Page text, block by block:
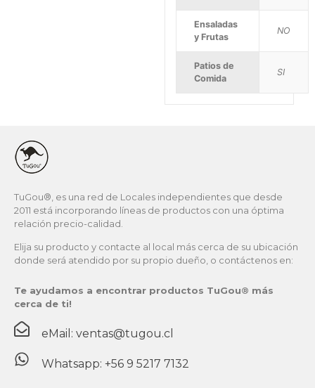
Ensaladas
y Frutas
NO
Patios de
Comida
SI
TuGou®, es una red de Locales independientes que desde
2011 está incorporando líneas de productos con una óptima
relación precio-calidad.
Elija su producto y contacte al local más cerca de su ubicación
donde será atendido por su propio dueño, o contáctenos en:
Te ayudamos a encontrar productos TuGou® más
cerca de ti!
eMail: ventas@tugou.cl
Whatsapp: +56 9 5217 7132